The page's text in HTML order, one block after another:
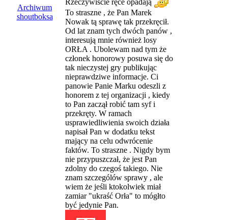
Archiwum
shoutboksa
Rzeczywiście ręce opadają
To straszne , że Pan Marek
Nowak tą sprawę tak przekręcił.
Od lat znam tych dwóch panów ,
interesują mnie również losy
ORŁA . Ubolewam nad tym że
członek honorowy posuwa się do
tak nieczystej gry publikując
nieprawdziwe informacje. Ci
panowie Panie Marku odeszli z
honorem z tej organizacji , kiedy
to Pan zaczął robić tam syf i
przekręty. W ramach
usprawiedliwienia swoich działa
napisał Pan w dodatku tekst
mający na celu odwrócenie
faktów. To straszne . Nigdy bym
nie przypuszczał, że jest Pan
zdolny do czegoś takiego. Nie
znam szczególów sprawy , ale
wiem że jeśli ktokolwiek miał
zamiar "ukraść Orła" to mógłto
być jedynie Pan.